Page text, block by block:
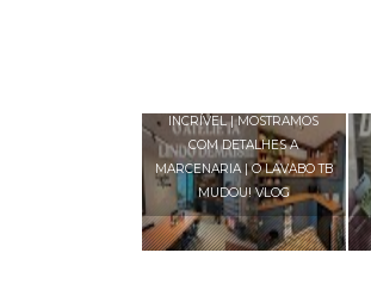
INCRÍVEL | MOSTRAMOS
COM DETALHES A
MARCENARIA | O LAVABO TB
MUDOU! VLOG